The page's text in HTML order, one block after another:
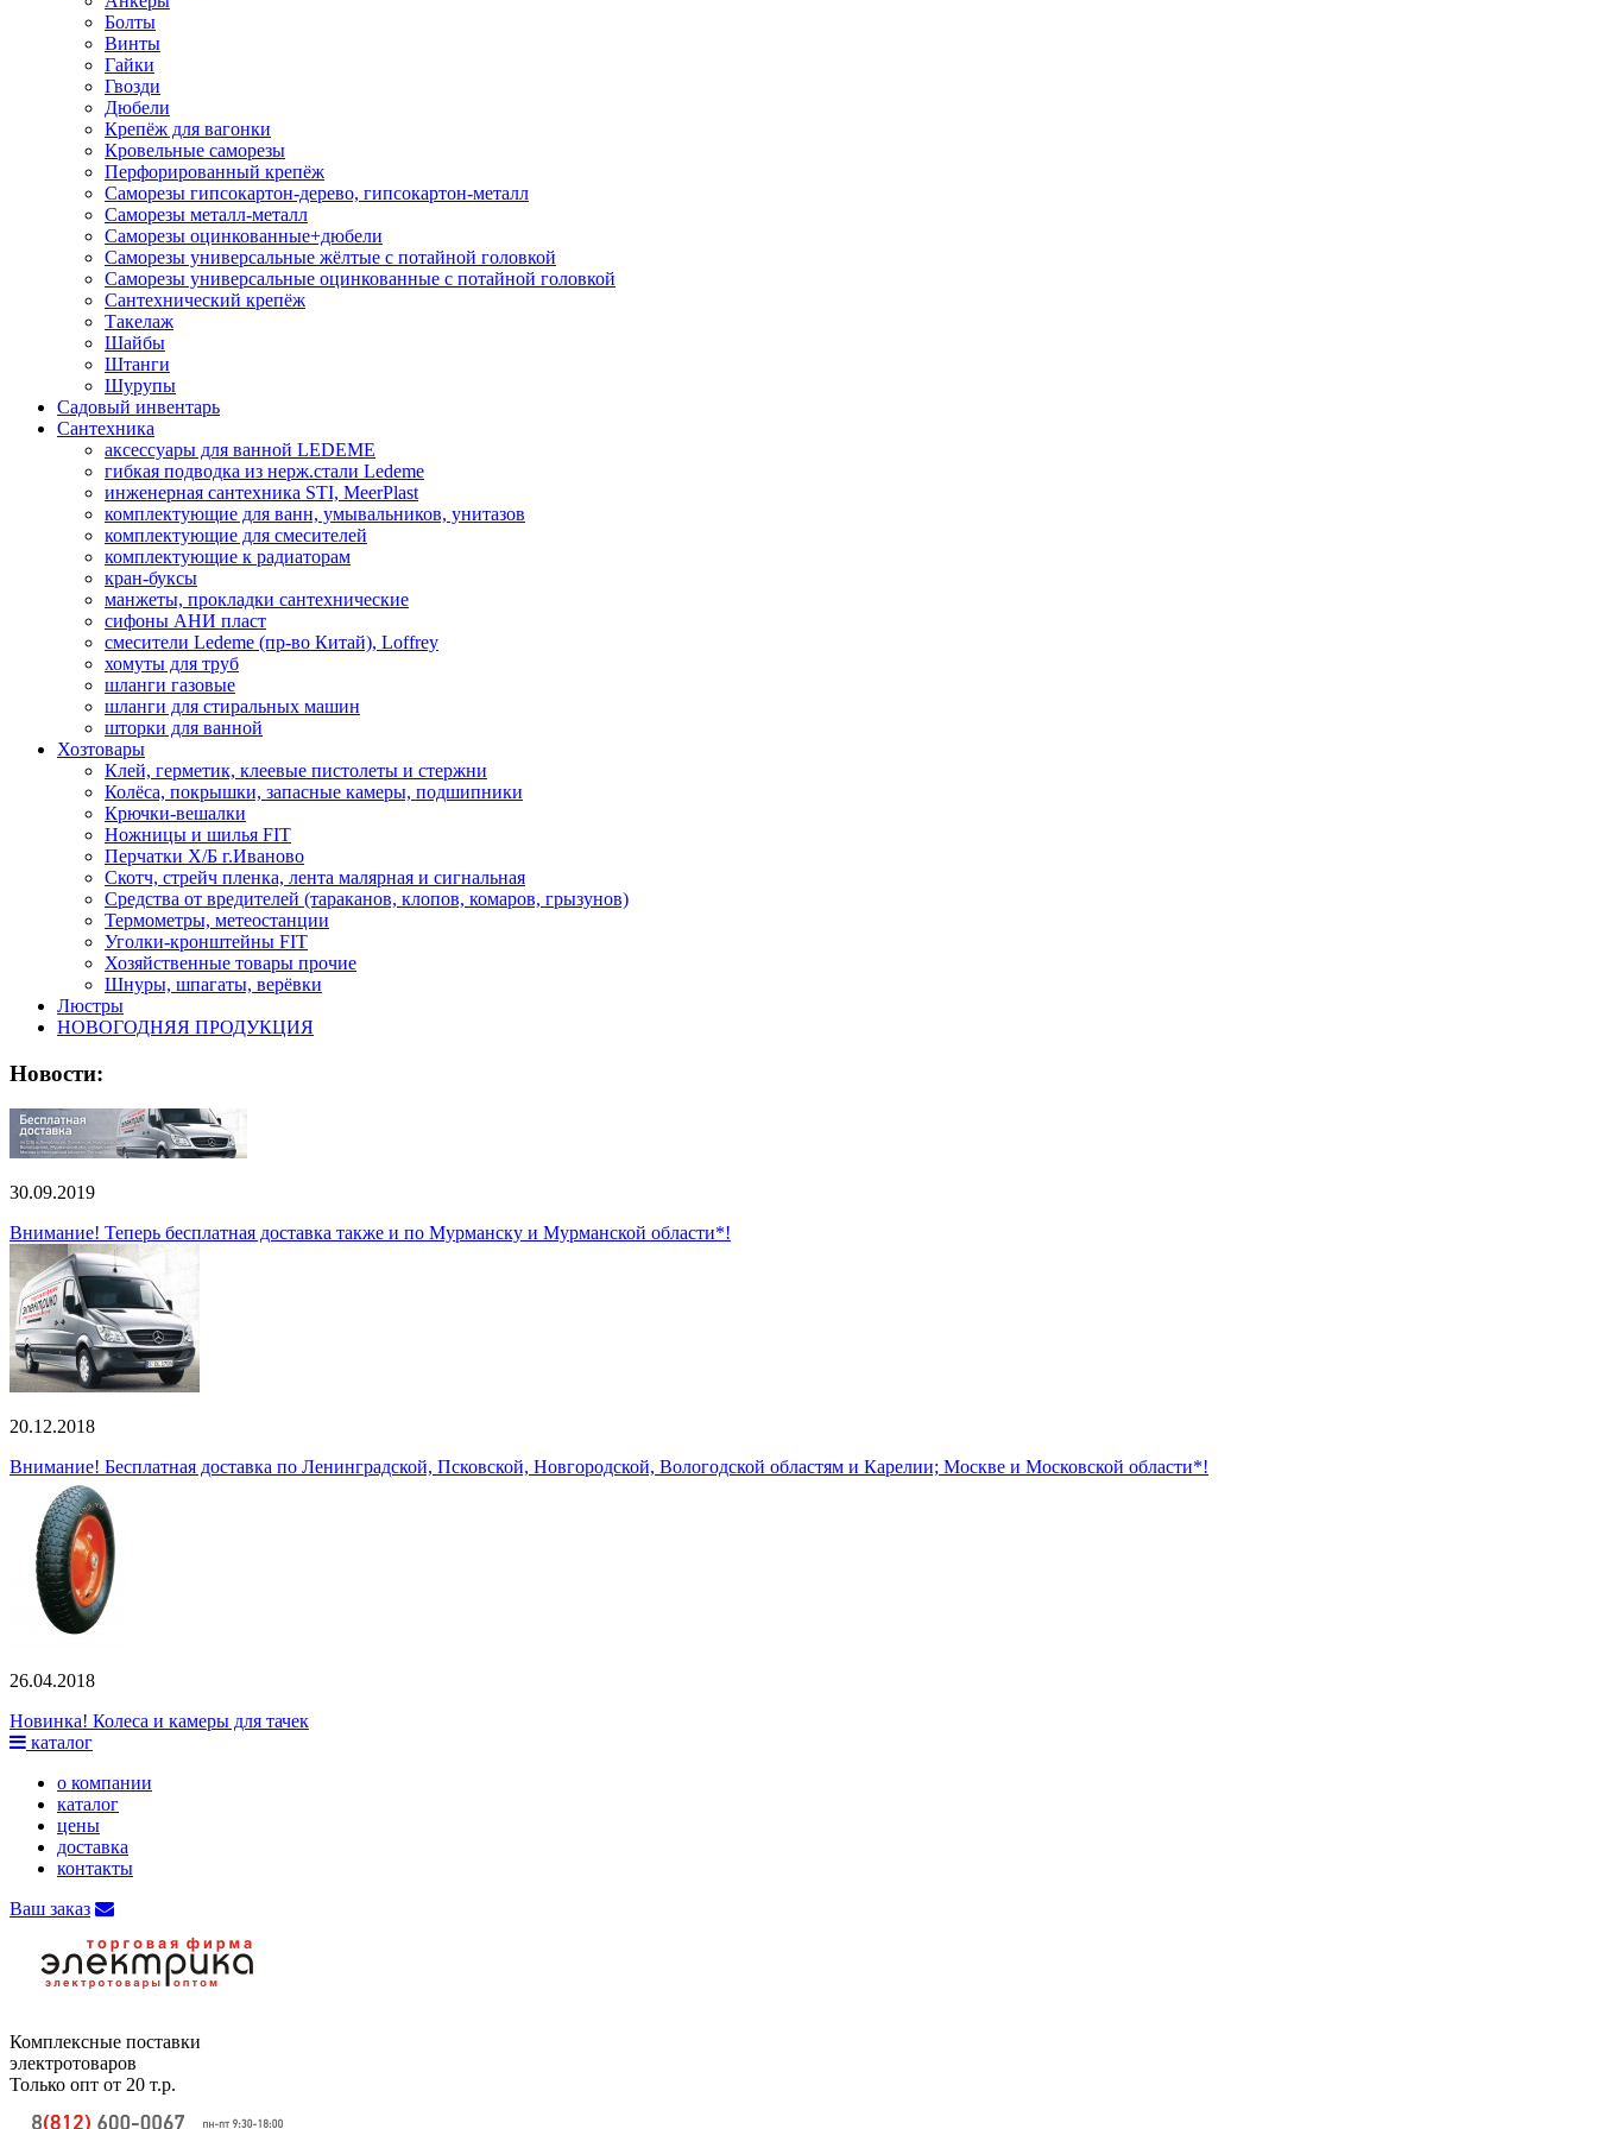
Болты
Винты
Гайки
Гвозди
Дюбели
Крепёж для вагонки
Кровельные саморезы
Перфорированный крепёж
Саморезы гипсокартон-дерево, гипсокартон-металл
Саморезы металл-металл
Саморезы оцинкованные+дюбели
Саморезы универсальные жёлтые с потайной головкой
Саморезы универсальные оцинкованные с потайной головкой
Сантехнический крепёж
Такелаж
Шайбы
Штанги
Шурупы
Садовый инвентарь
Сантехника
аксессуары для ванной LEDEME
гибкая подводка из нерж.стали Ledeme
инженерная сантехника STI, MeerPlast
комплектующие для ванн, умывальников, унитазов
комплектующие для смесителей
комплектующие к радиаторам
кран-буксы
манжеты, прокладки сантехнические
сифоны АНИ пласт
смесители Ledeme (пр-во Китай), Loffrey
хомуты для труб
шланги газовые
шланги для стиральных машин
шторки для ванной
Хозтовары
Клей, герметик, клеевые пистолеты и стержни
Колёса, покрышки, запасные камеры, подшипники
Крючки-вешалки
Ножницы и шилья FIT
Перчатки Х/Б г.Иваново
Скотч, стрейч пленка, лента малярная и сигнальная
Средства от вредителей (тараканов, клопов, комаров, грызунов)
Термометры, метеостанции
Уголки-кронштейны FIT
Хозяйственные товары прочие
Шнуры, шпагаты, верёвки
Люстры
НОВОГОДНЯЯ ПРОДУКЦИЯ
Новости:
30.09.2019
Внимание! Теперь бесплатная доставка также и по Мурманску и Мурманской области*!
20.12.2018
Внимание! Бесплатная доставка по Ленинградской, Псковской, Новгородской, Вологодской областям и Карелии; Москве и Московской области*!
26.04.2018
Новинка! Колеса и камеры для тачек
каталог
о компании
каталог
цены
доставка
контакты
Ваш заказ
Комплексные поставки
электротоваров
Только опт от 20 т.р.